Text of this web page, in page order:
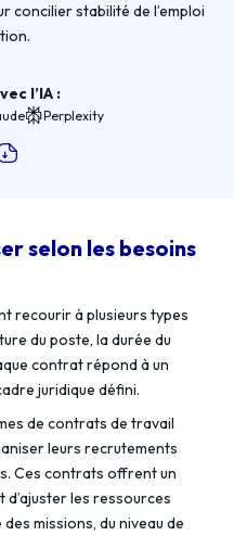
concilier stabilité de l’emploi
l’IA :
Perplexity
selon les besoins
recourir à plusieurs types
du poste, la durée du
contrat répond à un
juridique défini.
de contrats de travail
leurs recrutements
Ces contrats offrent un
les ressources
missions, du niveau de